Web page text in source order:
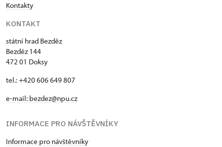
Kontakty
KONTAKT
státní hrad Bezděz
Bezděz 144
472 01 Doksy
tel.: +420 606 649 807
e-mail: bezdez@npu.cz
INFORMACE PRO NÁVŠTĚVNÍKY
Informace pro návštěvníky